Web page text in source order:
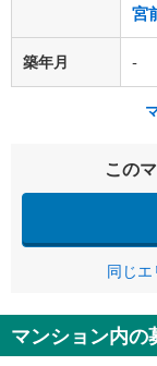
宮
築年月 -
この
同じ
マンション内の